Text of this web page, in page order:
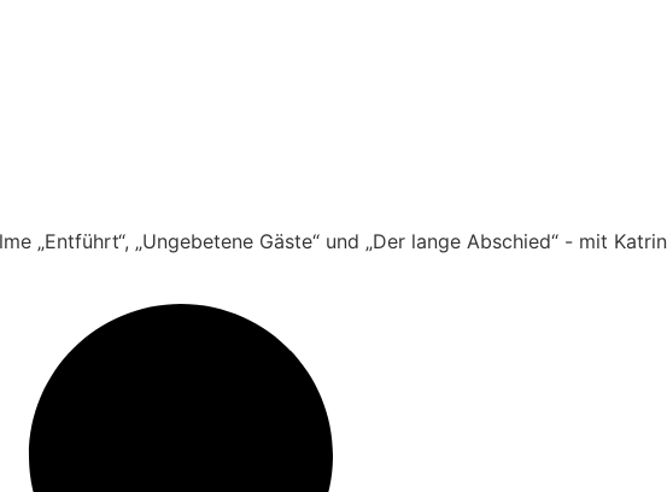
„Entführt“, „Ungebetene Gäste“ und „Der lange Abschied“ - mit